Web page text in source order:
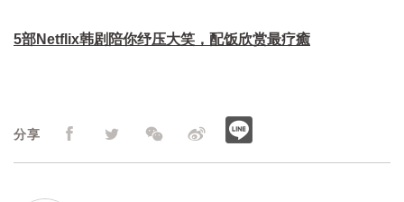
5部Netflix韩剧陪你纾压大笑，配饭欣赏最疗癒
分享